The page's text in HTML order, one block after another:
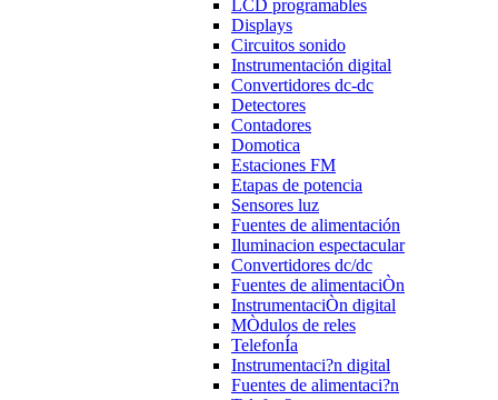
LCD programables
Displays
Circuitos sonido
Instrumentación digital
Convertidores dc-dc
Detectores
Contadores
Domotica
Estaciones FM
Etapas de potencia
Sensores luz
Fuentes de alimentación
Iluminacion espectacular
Convertidores dc/dc
Fuentes de alimentaciÒn
InstrumentaciÒn digital
MÒdulos de reles
TelefonÍa
Instrumentaci?n digital
Fuentes de alimentaci?n